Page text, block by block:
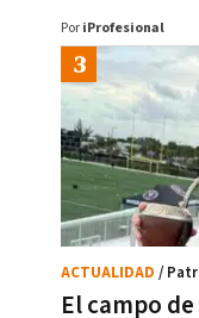
Por iProfesional
El campo
ACTUALIDAD /